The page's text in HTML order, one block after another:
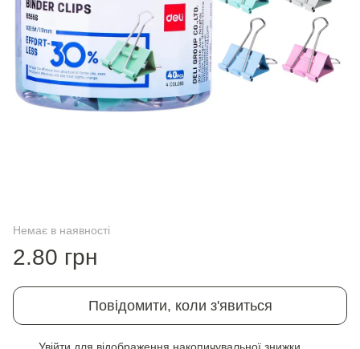
Немає в наявності
2.80 грн
Повідомити, коли з'явиться